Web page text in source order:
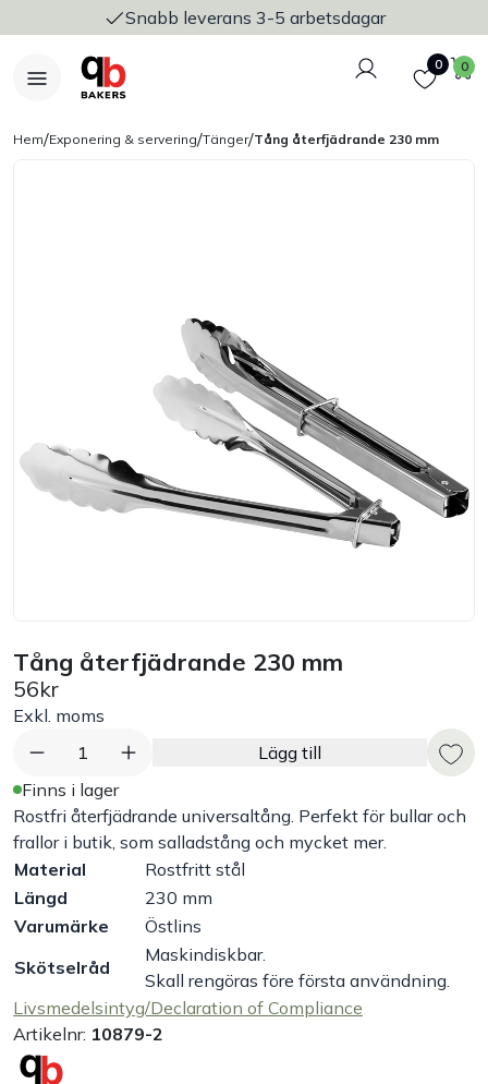
Snabb leverans 3-5 arbetsdagar
Logga in
Favoriter
0 0
Bageriplåtar & bakformar
Stickvagnar & transport
Utensilier
Arbetskläder
Plåtbyte
Monin
Handla efter bransch
Hem/Exponering & servering/Tänger/Tång återfjädrande 230 mm
Tång återfjädrande 230 mm
56kr
Exkl. moms
1
Lägg till
Finns i lager
Rostfri återfjädrande universaltång. Perfekt för bullar och
frallor i butik, som salladstång och mycket mer.
Material
Rostfritt stål
Längd
230 mm
Varumärke
Östlins
Skötselråd
Maskindiskbar.
Skall rengöras före första användning.
Livsmedelsintyg/Declaration of Compliance
Artikelnr: 10879-2